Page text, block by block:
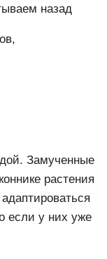
назад
Замученные
растения
если у них уже